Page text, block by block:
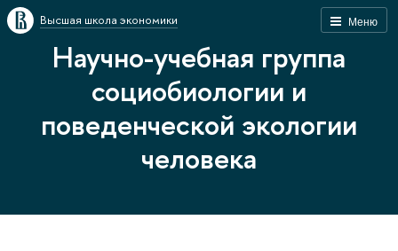
Меню
Высшая школа экономики
Научно-учебная группа
социобиологии и
поведенческой экологии
человека